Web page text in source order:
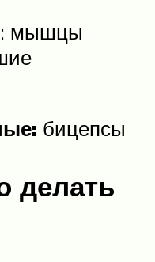
: мышцы
бицепсы
делать